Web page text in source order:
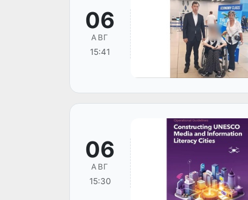
06
АВГ
15:41
06
АВГ
15:30